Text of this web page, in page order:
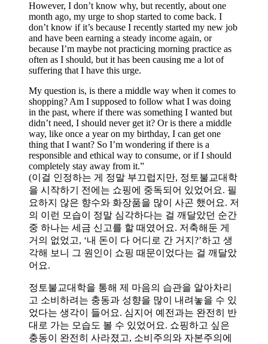
However, I don’t know why, but recently, about one
month ago, my urge to shop started to come back. I
don’t know if it’s because I recently started my new job
and have been earning a steady income again, or
because I’m maybe not practicing morning practice as
often as I should, but it has been causing me a lot of
suffering that I have this urge.
My question is, is there a middle way when it comes to
shopping? Am I supposed to follow what I was doing
in the past, where if there was something I wanted but
didn’t need, I should never get it? Or is there a middle
way, like once a year on my birthday, I can get one
thing that I want? So I’m wondering if there is a
responsible and ethical way to consume, or if I should
completely stay away from it.”
(이걸 인정하는 게 정말 부끄럽지만, 정토불교대학
을 시작하기 전에는 쇼핑에 중독되어 있었어요. 필
요하지 않은 향수와 화장품을 많이 사곤 했어요. 저
의 이런 모습이 정말 심각하다는 걸 깨달았던 순간
중 하나는 세금 신고를 할 때였어요. 저축해둔 게
거의 없었고, ‘내 돈이 다 어디로 간 거지?’하고 생
각해 보니 그 원인이 쇼핑 때문이었다는 걸 깨달았
어요.
정토불교대학을 통해 제 마음의 습관을 알아차리
고 소비하려는 충동과 성향을 많이 내려놓을 수 있
었다는 생각이 들어요. 심지어 예전과는 완전히 반
대로 가는 모습도 볼 수 있었어요. 쇼핑하고 싶은
충동이 완전히 사라졌고, 소비주의와 자본주의에